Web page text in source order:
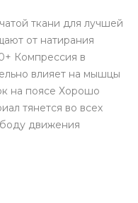
ткани для лучшей
от натирания
Компрессия в
влияет на мышцы
на поясе Хорошо
тянется во всех
движения